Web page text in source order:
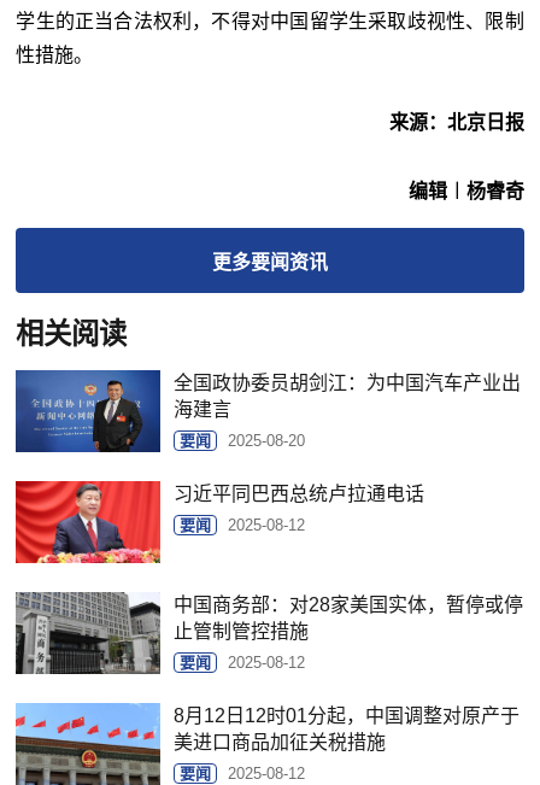
学生的正当合法权利，不得对中国留学生采取歧视性、限制
性措施。
来源：北京日报
编辑︱杨睿奇
更多要闻资讯
相关阅读
全国政协委员胡剑江：为中国汽车产业出
海建言
要闻 2025-08-20
习近平同巴西总统卢拉通电话
要闻 2025-08-12
中国商务部：对28家美国实体，暂停或停
止管制管控措施
要闻 2025-08-12
8月12日12时01分起，中国调整对原产于
美进口商品加征关税措施
要闻 2025-08-12